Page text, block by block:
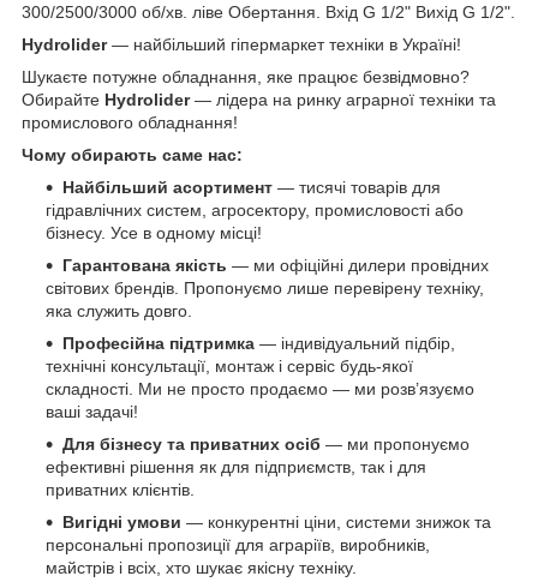
300/2500/3000 об/хв. ліве Обертання. Вхід G 1/2" Вихід G 1/2".
Hydrolider— найбільший гіпермаркет техніки в Україні!
Шукаєте потужне обладнання, яке працює безвідмовно?
Обирайте Hydrolider— лідера на ринку аграрної техніки та
промислового обладнання!
Чому обирають саме нас:
Найбільший асортимент — тисячі товарів для
гідравлічних систем, агросектору, промисловості або
бізнесу. Усе в одному місці!
Гарантована якість — ми офіційні дилери провідних
світових брендів. Пропонуємо лише перевірену техніку,
яка служить довго.
Професійна підтримка — індивідуальний підбір,
технічні консультації, монтаж і сервіс будь-якої
складності. Ми не просто продаємо — ми розв’язуємо
ваші задачі!
Для бізнесу та приватних осіб — ми пропонуємо
ефективні рішення як для підприємств, так і для
приватних клієнтів.
Вигідні умови — конкурентні ціни, системи знижок та
персональні пропозиції для аграріїв, виробників,
майстрів і всіх, хто шукає якісну техніку.